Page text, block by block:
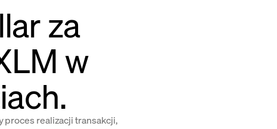
za
w
proces realizacji transakcji,